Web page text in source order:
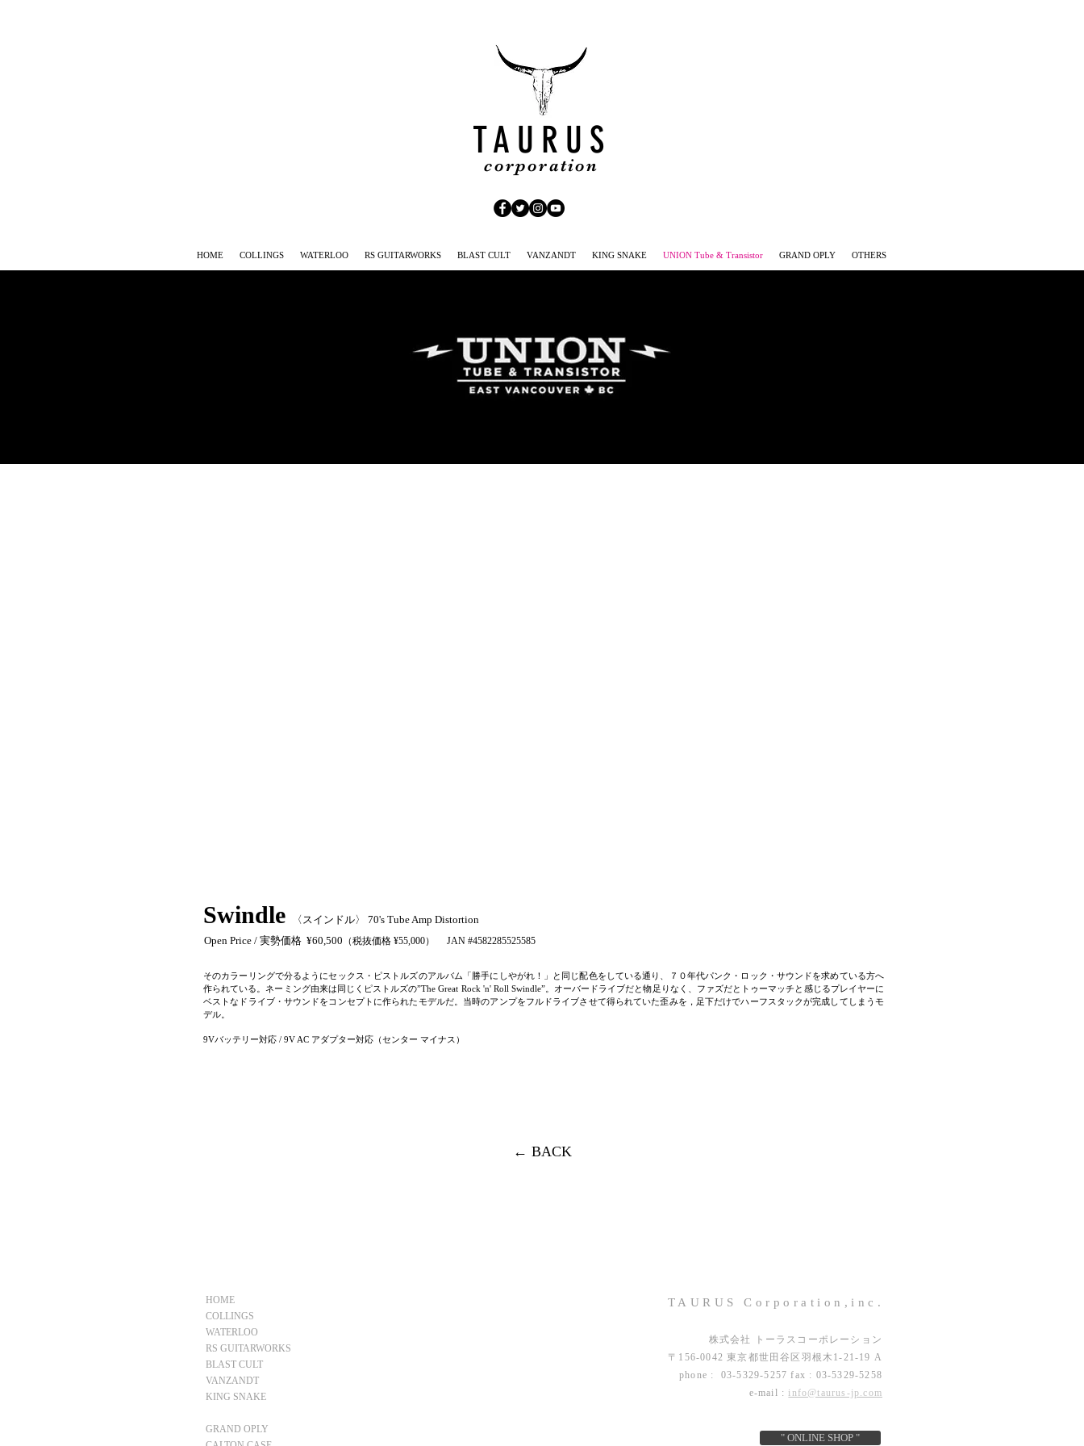
TAURUS
corporation
HOME COLLINGS WATERLOO RS GUITARWORKS BLAST CULT VANZANDT KING SNAKE UNION Tube & Transistor GRAND OPLY OTHERS
Swindle
〈スインドル〉 70's Tube Amp Distortion
Open Price / 実勢価格 ¥60,500 （税抜価格 ¥55,000） JAN #4582285525585
そのカラーリングで分るようにセックス・ピストルズのアルバム「勝手にしやがれ！」と同じ配色をしている通り、７０年代パンク・ロック・サウンドを求めている方へ
作られている。ネーミング由来は同じくピストルズの”The Great Rock 'n' Roll Swindle”。オーバードライブだと物足りなく、ファズだとトゥーマッチと感じるプレイヤーに
ベストなドライブ・サウンドをコンセプトに作られたモデルだ。当時のアンプをフルドライブさせて得られていた歪みを，足下だけでハーフスタックが完成してしまうモ
デル。
9Vバッテリー対応 / 9V AC アダプター対応（センター マイナス）
← BACK
HOME
COLLINGS
WATERLOO
RS GUITARWORKS
BLAST CULT
VANZANDT
KING SNAKE
GRAND OPLY
TAURUS Corporation,inc.
株式会社 トーラスコーポレーション
〒156-0042 東京都世田谷区羽根木1-21-19 A
phone : 03-5329-5257 fax : 03-5329-5258
e-mail : info@taurus-jp.com
" ONLINE SHOP "